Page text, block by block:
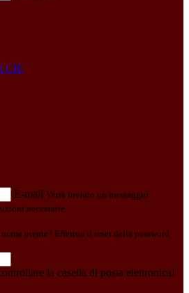
CIE
E-mail Verrà inviato un messaggio
necessarie.
utente? Effettua il reset della password
la casella di posta elettronica!